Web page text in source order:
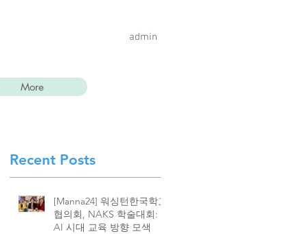
admin
More
Recent Posts
[Manna24] 워싱턴한국학교
협의회, NAKS 학술대회:
AI 시대 교육 방향 모색